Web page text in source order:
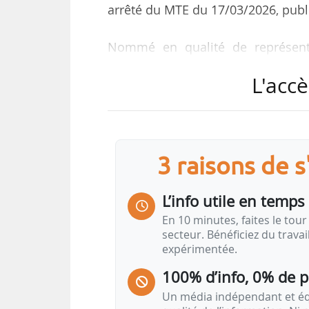
arrêté du MTE du 17/03/2026,
Nommé en qualité de
depuis février 2026. Il était
des mobilités.
Avant cela, Antoine Comte-
à la planification écologique,
aussi été rapporteur, notamment
Antoine Comte-Bellot a été
12/03/2026.
3 raisons de
L’info utile en
En 10 minutes, faites le tour
secteur. Bénéficiez du
expérimentée.
100% d’info, 0% de
Un média indépendant et